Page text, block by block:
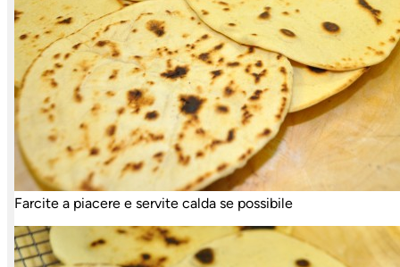
Farcite a piacere e servite calda se possibile